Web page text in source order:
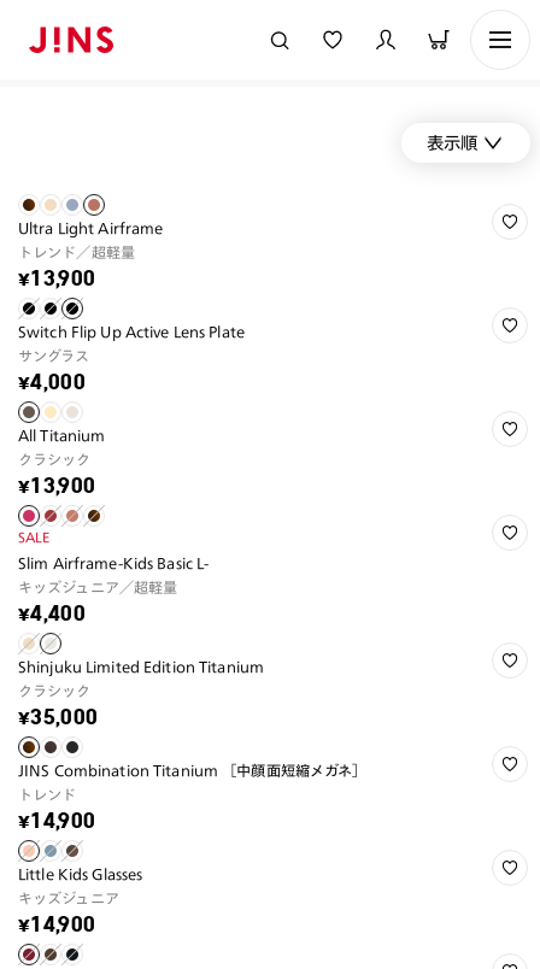
表示順
Ultra Light Airframe
トレンド／超軽量
¥13,900
Switch Flip Up Active Lens Plate
サングラス
¥4,000
All Titanium
クラシック
¥13,900
SALE
Slim Airframe-Kids Basic L-
キッズジュニア／超軽量
¥4,400
Shinjuku Limited Edition Titanium
クラシック
¥35,000
JINS Combination Titanium ［中顔面短縮メガネ］
トレンド
¥14,900
Little Kids Glasses
キッズジュニア
¥14,900